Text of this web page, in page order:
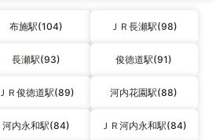
布施駅(104) ＪＲ長瀬駅(98)
長瀬駅(93) 俊徳道駅(91)
ＪＲ俊徳道駅(89) 河内花園駅(88)
河内永和駅(84) ＪＲ河内永和駅(84)